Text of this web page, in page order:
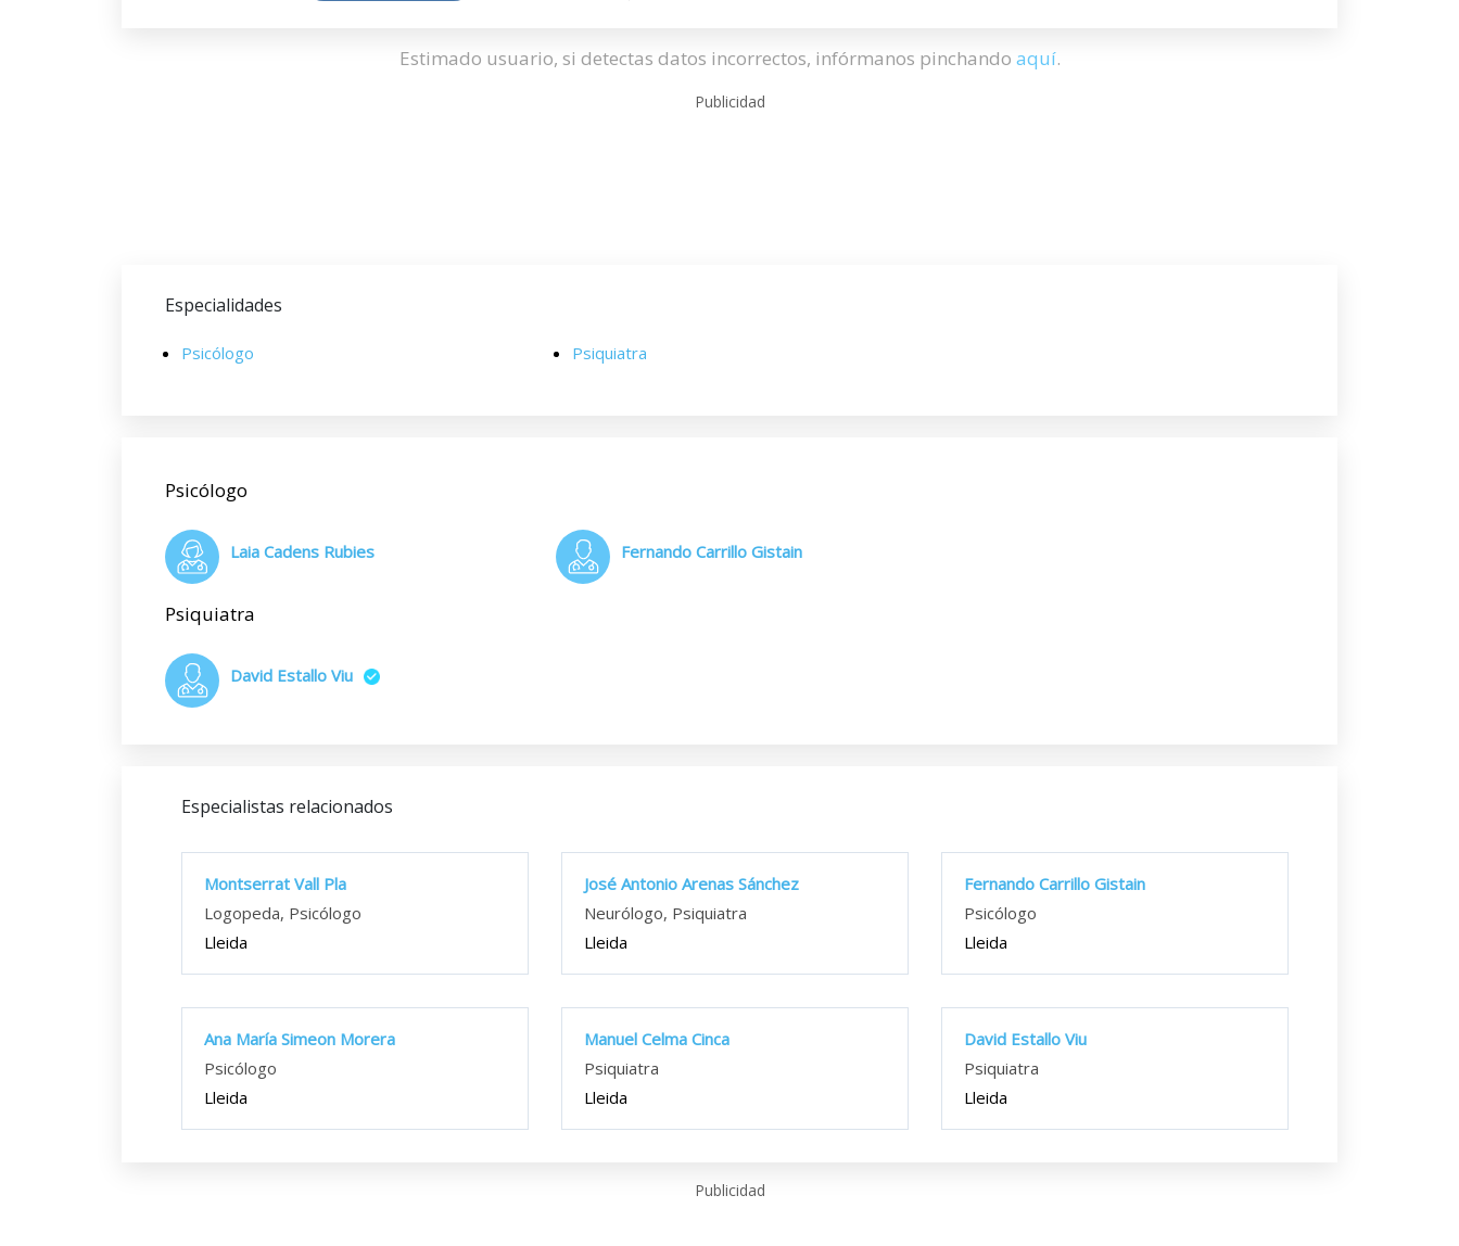
Estimado usuario, si detectas datos incorrectos, infórmanos pinchando aquí.
Publicidad
Especialidades
Psicólogo Psiquiatra
Psicólogo
Laia Cadens Rubies Fernando Carrillo Gistain
Psiquiatra
David Estallo Viu
Especialistas relacionados
Montserrat Vall Pla
Logopeda, Psicólogo
Lleida
José Antonio Arenas Sánchez
Neurólogo, Psiquiatra
Lleida
Fernando Carrillo Gistain
Psicólogo
Lleida
Ana María Simeon Morera
Psicólogo
Lleida
Manuel Celma Cinca
Psiquiatra
Lleida
David Estallo Viu
Psiquiatra
Lleida
Publicidad